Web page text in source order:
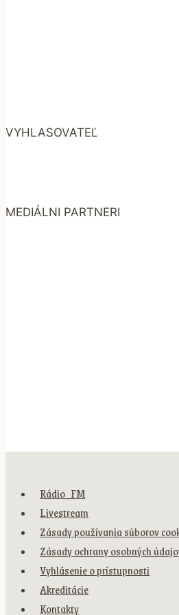
VYHLASOVATEĽ
MEDIÁLNI PARTNERI
Rádio_FM
Livestream
Zásady používania súborov
Zásady ochrany osobných
Vyhlásenie o prístupnosti
Akreditácie
Kontakty